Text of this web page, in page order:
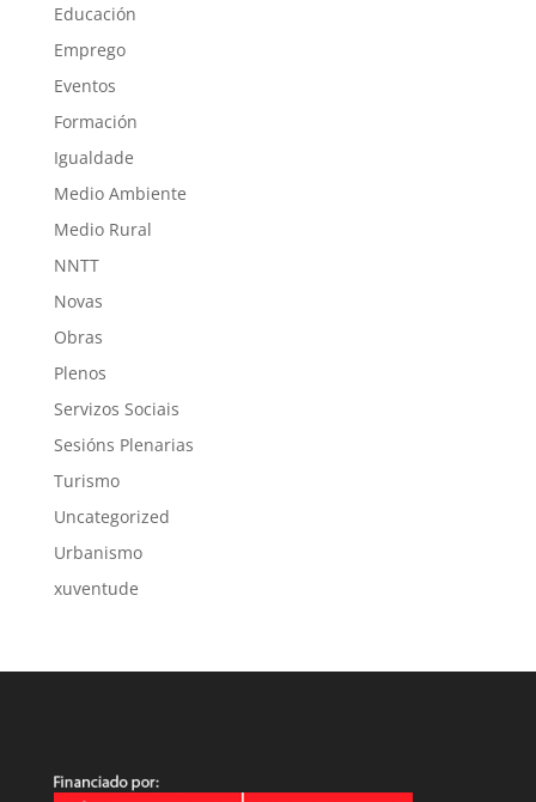
Educación
Emprego
Eventos
Formación
Igualdade
Medio Ambiente
Medio Rural
NNTT
Novas
Obras
Plenos
Servizos Sociais
Sesións Plenarias
Turismo
Uncategorized
Urbanismo
xuventude